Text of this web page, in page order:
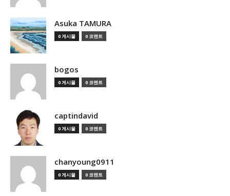
Asuka TAMURA
0 게시물 0 코멘트
bogos
0 게시물 0 코멘트
captindavid
0 게시물 0 코멘트
chanyoung0911
0 게시물 0 코멘트